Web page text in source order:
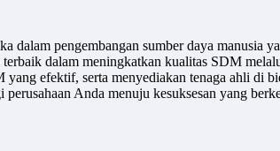
dalam pengembangan sumber daya manusia
dalam meningkatkan kualitas SDM
efektif, serta menyediakan tenaga ahli di
Anda menuju kesuksesan yang